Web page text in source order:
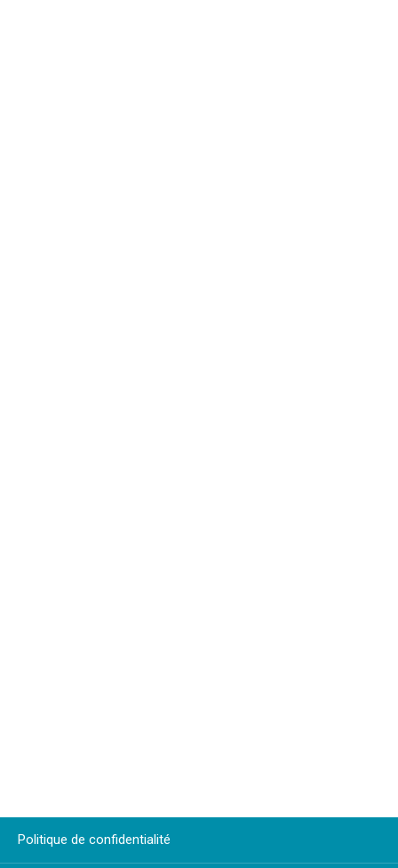
Politique de confidentialité